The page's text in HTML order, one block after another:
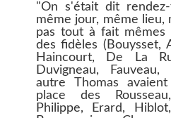
"On s'était dit
même jour, même lieu,
pas tout à fait
des fidèles (Bouysset,
Haincourt, De La
Duvigneau,
autre Thomas
place des
Philippe, Erard,